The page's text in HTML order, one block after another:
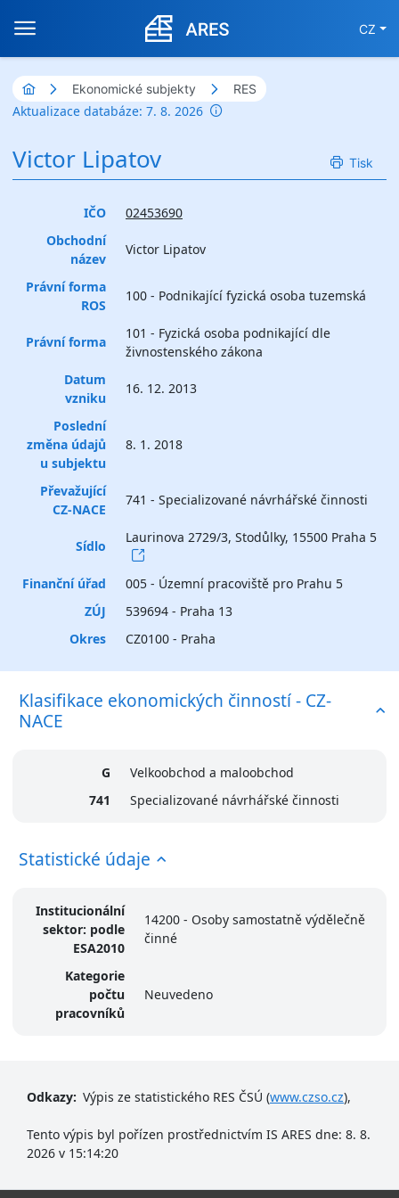
CZ
Ekonomické subjekty RES
Aktualizace databáze: 7. 8. 2026
Victor Lipatov Tisk
IČO
02453690
Obchodní
název
Victor Lipatov
Právní forma
ROS
100 - Podnikající fyzická osoba tuzemská
Právní forma
101 - Fyzická osoba podnikající dle
živnostenského zákona
Datum
vzniku
16. 12. 2013
Poslední
změna údajů
u subjektu
8. 1. 2018
Převažující
CZ-NACE
741 - Specializované návrhářské činnosti
Sídlo
Laurinova 2729/3, Stodůlky, 15500 Praha 5
Finanční úřad
005 - Územní pracoviště pro Prahu 5
ZÚJ
539694 - Praha 13
Okres
CZ0100 - Praha
Klasifikace ekonomických činností - CZ-
NACE
G
Velkoobchod a maloobchod
741
Specializované návrhářské činnosti
Statistické údaje
Institucionální
sektor: podle
ESA2010
14200 - Osoby samostatně výdělečně
činné
Kategorie
počtu
pracovníků
Neuvedeno
Odkazy: Výpis ze statistického RES ČSÚ (www.czso.cz),
Tento výpis byl pořízen prostřednictvím IS ARES dne: 8. 8.
2026 v 15:14:20